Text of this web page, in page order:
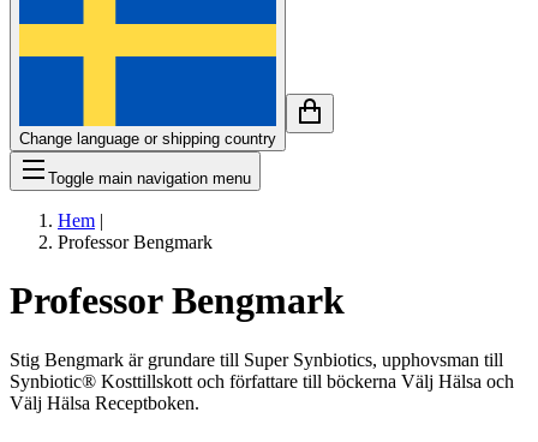
Change language or shipping country
Toggle main navigation menu
Hem |
Professor Bengmark
Professor Bengmark
Stig Bengmark är grundare till Super Synbiotics, upphovsman till
Synbiotic® Kosttillskott och författare till böckerna Välj Hälsa och
Välj Hälsa Receptboken.